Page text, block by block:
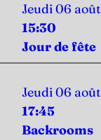
Jeudi 06 août
15:30
Jour de fête​​​​​​​
Jeudi 06 août
17:45
Backrooms